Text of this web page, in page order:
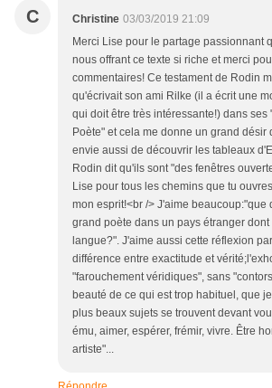
C Christine 03/03/2019 21:09
Merci Lise pour le partage passionnant
nous offrant ce texte si riche et merci
commentaires! Ce testament de Rodin
qu'écrivait son ami Rilke (il a écrit une
qui doit être très intéressante!) dans ses
Poète" et cela me donne un grand désir
envie aussi de découvrir les tableaux
Rodin dit qu'ils sont "des fenêtres
Lise pour tous les chemins que tu
mon esprit!<br /> J'aime beaucoup:"que
grand poète dans un pays étranger
langue?". J'aime aussi cette réflexion
différence entre exactitude et
"farouchement véridiques", sans
beauté de ce qui est trop habituel, que
plus beaux sujets se trouvent devant
ému, aimer, espérer, frémir, vivre. Être
artiste"...